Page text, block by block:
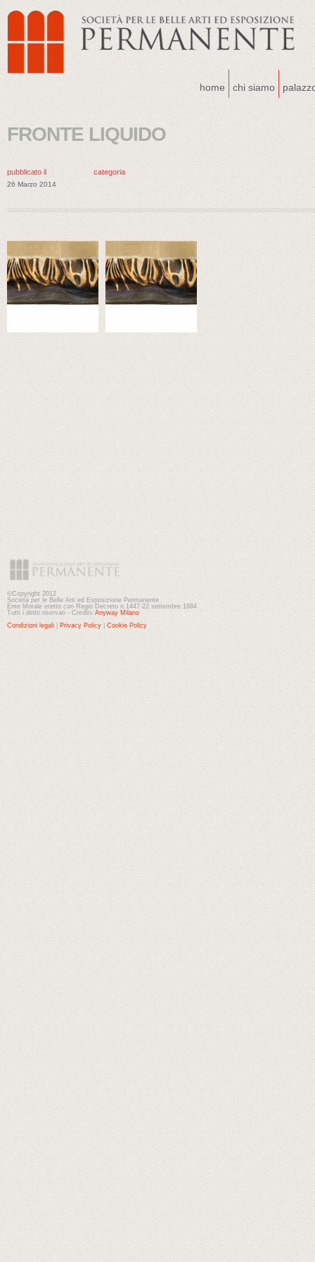
home chi siamo
FRONTE LIQUIDO
pubblicato il
26 Marzo 2014
categoria
©Copyright 2012
Società per le Belle Arti ed Esposizione Permanente
Ente Morale eretto con Regio Decreto n.1447-22 settembre 1884
Tutti i diritti riservati - Credits Anyway Milano
Condizioni legali
Privacy Policy Cookie Policy